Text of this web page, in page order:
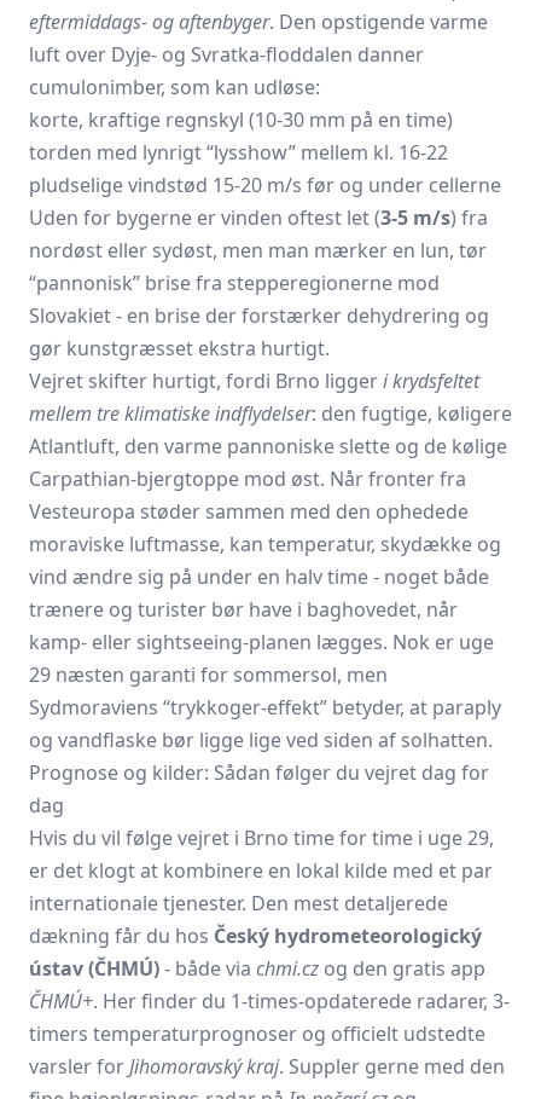
eftermiddags- og aftenbyger. Den opstigende varme
luft over Dyje- og Svratka-floddalen danner
cumulonimber, som kan udløse:
korte, kraftige regnskyl (10-30 mm på en time)
torden med lynrigt “lysshow” mellem kl. 16-22
pludselige vindstød 15-20 m/s før og under cellerne
Uden for bygerne er vinden oftest let (3-5 m/s) fra
nordøst eller sydøst, men man mærker en lun, tør
“pannonisk” brise fra stepperegionerne mod
Slovakiet - en brise der forstærker dehydrering og
gør kunstgræsset ekstra hurtigt.
Vejret skifter hurtigt, fordi Brno liggeri krydsfeltet
mellem tre klimatiske indflydelser: den fugtige, køligere
Atlantluft, den varme pannoniske slette og de kølige
Carpathian-bjergtoppe mod øst. Når fronter fra
Vesteuropa støder sammen med den ophedede
moraviske luftmasse, kan temperatur, skydække og
vind ændre sig på under en halv time - noget både
trænere og turister bør have i baghovedet, når
kamp- eller sightseeing-planen lægges. Nok er uge
29 næsten garanti for sommersol, men
Sydmoraviens “trykkoger-effekt” betyder, at paraply
og vandflaske bør ligge lige ved siden af solhatten.
Prognose og kilder: Sådan følger du vejret dag for
dag
Hvis du vil følge vejret i Brno time for time i uge 29,
er det klogt at kombinere en lokal kilde med et par
internationale tjenester. Den mest detaljerede
dækning får du hos Český hydrometeorologický
ústav (ČHMÚ)- både via chmi.cz og den gratis app
ČHMÚ+. Her finder du 1-times-opdaterede radarer, 3-
timers temperaturprognoser og officielt udstedte
varsler forJihomoravský kraj. Suppler gerne med den